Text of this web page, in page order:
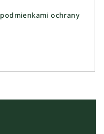
podmienkami ochrany